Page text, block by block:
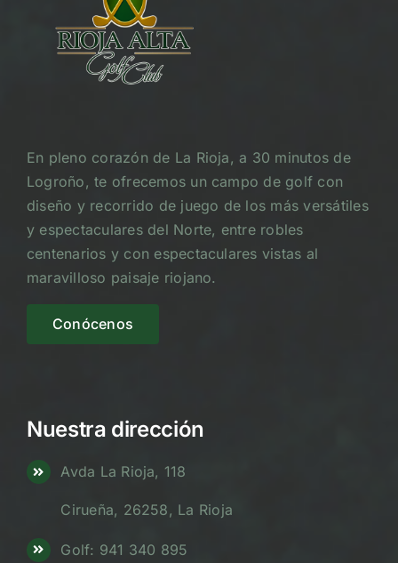
En pleno corazón de La Rioja, a 30 minutos de
Logroño, te ofrecemos un campo de golf con
diseño y recorrido de juego de los más versátiles
y espectaculares del Norte, entre robles
centenarios y con espectaculares vistas al
maravilloso paisaje riojano.
Conócenos
Nuestra dirección
Avda La Rioja, 118
Cirueña, 26258, La Rioja
Golf: 941 340 895